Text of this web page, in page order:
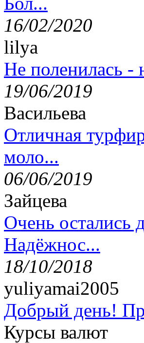
16/02/2020
lilya
Не поленилась -
19/06/2019
Васильева
Отличная
моло...
06/06/2019
Зайцева
Очень остались
Надёжнос...
18/10/2018
yuliyamai2005
Добрый день!
Курсы валют